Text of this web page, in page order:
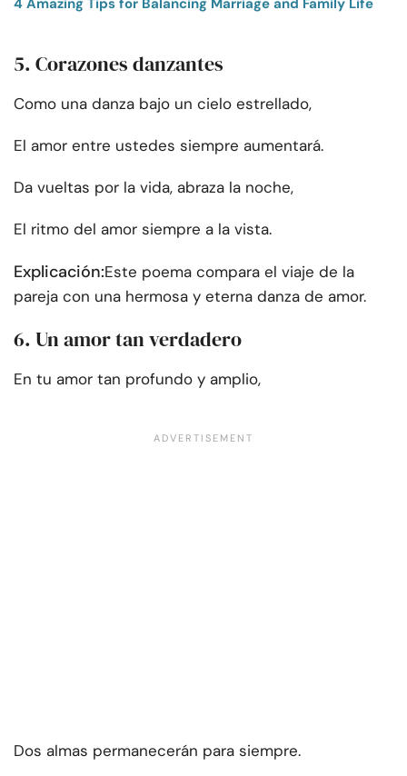
4 Amazing Tips for Balancing Marriage and Family Life
5. Corazones danzantes
Como una danza bajo un cielo estrellado,
El amor entre ustedes siempre aumentará.
Da vueltas por la vida, abraza la noche,
El ritmo del amor siempre a la vista.
Explicación:Este poema compara el viaje de la
pareja con una hermosa y eterna danza de amor.
6. Un amor tan verdadero
En tu amor tan profundo y amplio,
Dos almas permanecerán para siempre.